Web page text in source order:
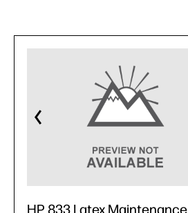
HP 833 Latex Maintenance